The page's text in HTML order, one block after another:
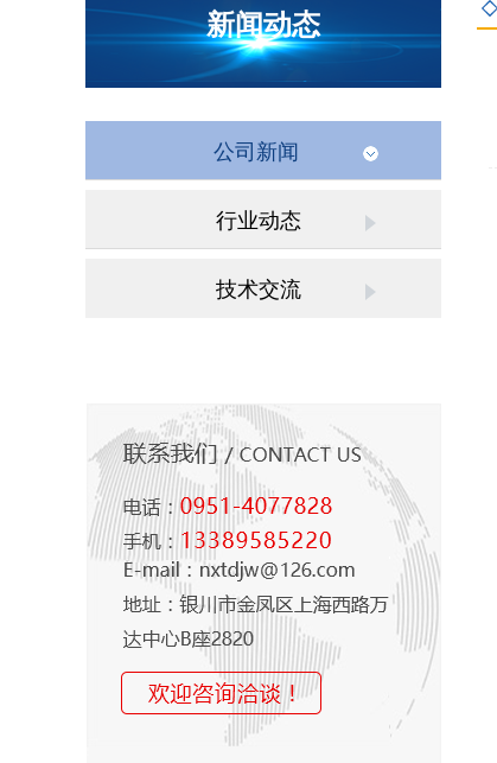
新闻动态
公司新闻
行业动态
技术交流